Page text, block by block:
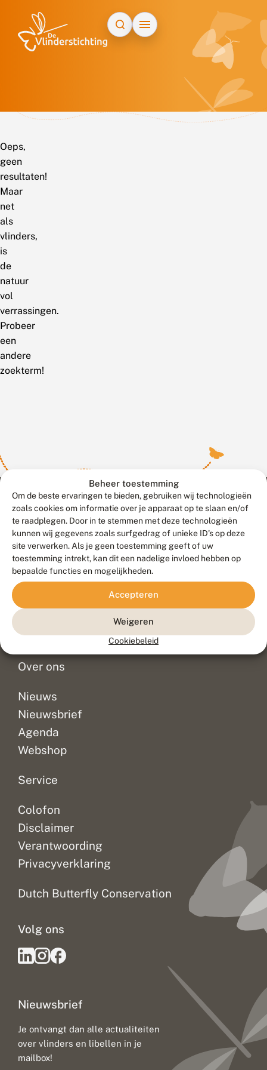
Beheer toestemming
Om de beste ervaringen te bieden, gebruiken wij technologieën
zoals cookies om informatie over je apparaat op te slaan en/of
te raadplegen. Door in te stemmen met deze technologieën
kunnen wij gegevens zoals surfgedrag of unieke ID's op deze
site verwerken. Als je geen toestemming geeft of uw
toestemming intrekt, kan dit een nadelige invloed hebben op
bepaalde functies en mogelijkheden.
Accepteren
Weigeren
Cookiebeleid
Oeps,
geen
resultaten!
Maar
net
als
vlinders,
is
de
natuur
vol
verrassingen.
Probeer
een
andere
zoekterm!
Contact
Veelgestelde vragen
Doneer
Over ons
Nieuws
Nieuwsbrief
Agenda
Webshop
Service
Colofon
Disclaimer
Verantwoording
Privacyverklaring
Dutch Butterfly Conservation
Nieuwsbrief
Je ontvangt dan alle actualiteiten
over vlinders en libellen in je
mailbox!
Volg ons
Meld waarnemingen© 2026 Vlinderstichting
Duurzaam ontwikkeld door
Go2People
, ontworpen door
Blue Field Agency
Privacy
Disclaimer
Sitemap